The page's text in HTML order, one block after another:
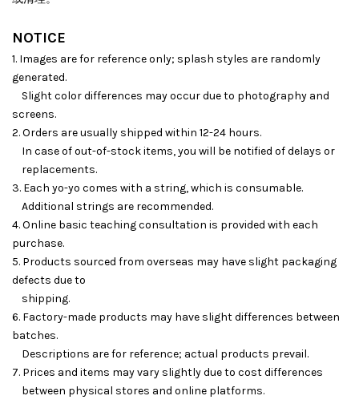
NOTICE
1. Images are for reference only; splash styles are randomly
generated.
Slight color differences may occur due to photography and
screens.
2. Orders are usually shipped within 12-24 hours.
In case of out-of-stock items, you will be notified of delays or
replacements.
3. Each yo-yo comes with a string, which is consumable.
Additional strings are recommended.
4. Online basic teaching consultation is provided with each
purchase.
5. Products sourced from overseas may have slight packaging
defects due to
shipping.
6. Factory-made products may have slight differences between
batches.
Descriptions are for reference; actual products prevail.
7. Prices and items may vary slightly due to cost differences
between physical stores and online platforms.